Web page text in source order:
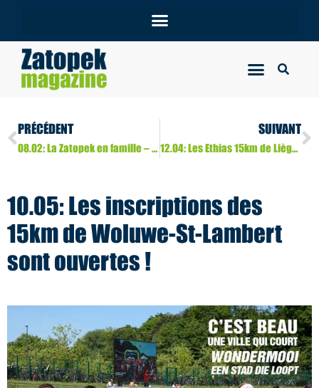
PRÉCÉDENT
08.02: La Zatopek en famille – les inscriptions sont ouvertes
SUIVANT
12.04: Les Ethias 15km de Liège Métropole, vous êtes attendu(s) comme un prince
10.05: Les inscriptions des
15km de Woluwe-St-Lambert
sont ouvertes !